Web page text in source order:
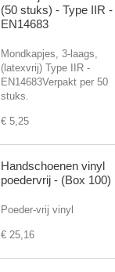
(50 stuks) - Type IIR -
EN14683
Mondkapjes, 3-laags,
(latexvrij) Type IIR -
EN14683Verpakt per 50
stuks.
€ 5,25
Handschoenen vinyl
poedervrij - (Box 100)
Poeder-vrij vinyl
€ 25,16